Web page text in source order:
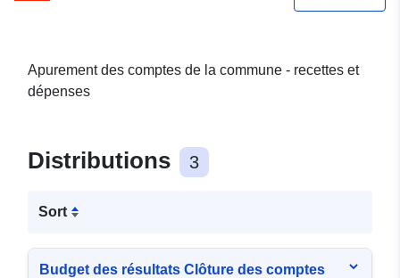
Apurement des comptes de la commune - recettes et
dépenses
Distributions 3
Sort
Budget des résultats Clôture des comptes